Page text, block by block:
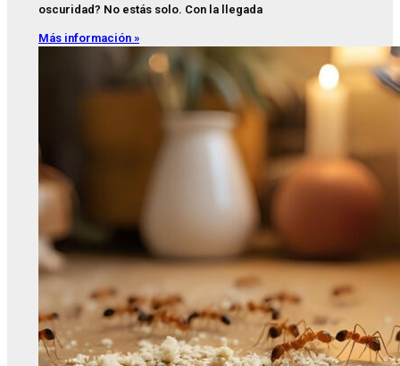
oscuridad? No estás solo. Con la llegada
Más información »